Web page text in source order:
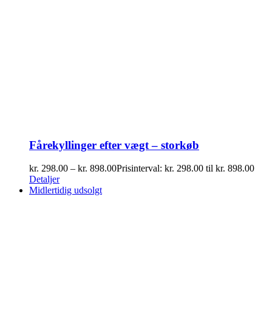
Fårekyllinger efter vægt – storkøb
kr. 298.00 – kr. 898.00Prisinterval: kr. 298.00 til kr. 898.00
Detaljer
Midlertidig udsolgt